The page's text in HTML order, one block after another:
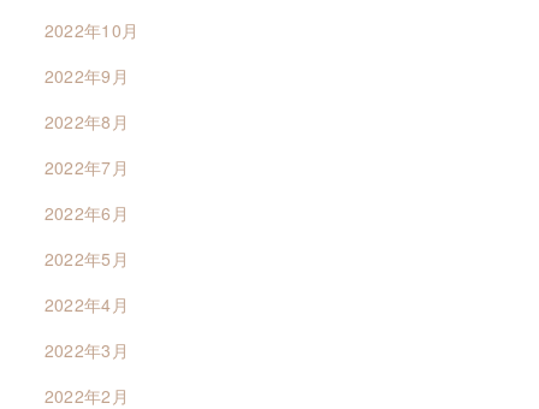
2022年10月
2022年9月
2022年8月
2022年7月
2022年6月
2022年5月
2022年4月
2022年3月
2022年2月